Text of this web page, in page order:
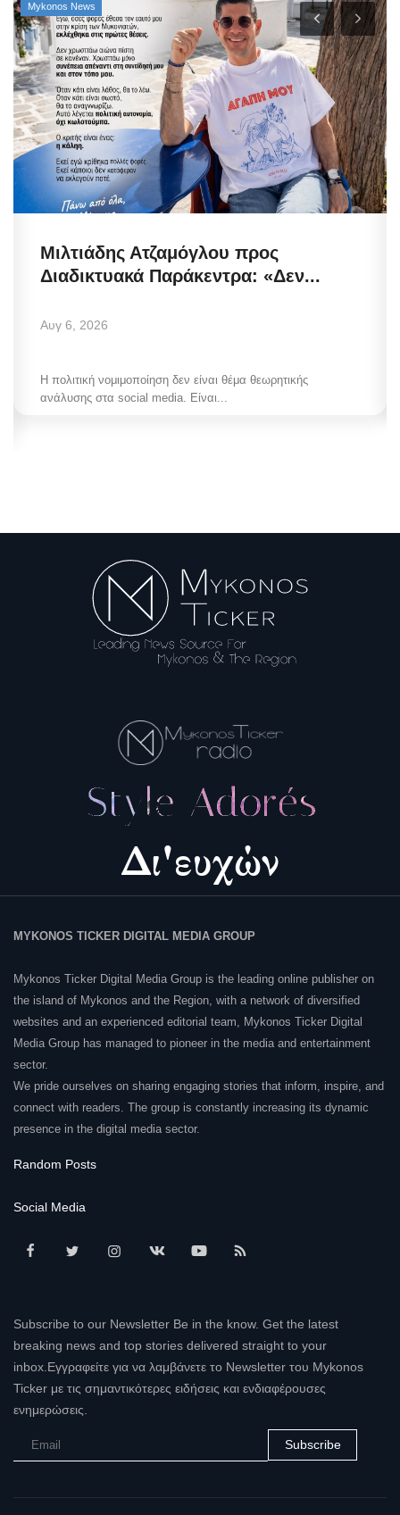
Mykonos News
Μιλτιάδης Ατζαμόγλου προς
Διαδικτυακά Παράκεντρα: «Δεν...
Αυγ 6, 2026
Η πολιτική νομιμοποίηση δεν είναι θέμα θεωρητικής
ανάλυσης στα social media. Είναι...
MYKONOS TICKER DIGITAL MEDIA GROUP
Mykonos Ticker Digital Media Group is the leading online publisher on
the island of Mykonos and the Region, with a network of diversified
websites and an experienced editorial team, Mykonos Ticker Digital
Media Group has managed to pioneer in the media and entertainment
sector.
We pride ourselves on sharing engaging stories that inform, inspire, and
connect with readers. The group is constantly increasing its dynamic
presence in the digital media sector.
Random Posts
Social Media
Subscribe to our Newsletter Be in the know. Get the latest
breaking news and top stories delivered straight to your
inbox.Εγγραφείτε για να λαμβάνετε το Newsletter του Mykonos
Ticker με τις σημαντικότερες ειδήσεις και ενδιαφέρουσες
ενημερώσεις.
Subscribe